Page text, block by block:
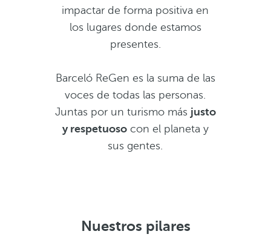
impactar de forma positiva en
los lugares donde estamos
presentes.
Barceló ReGen es la suma de las
voces de todas las personas.
Juntas por un turismo más justo
y respetuosocon el planeta y
sus gentes.
Nuestros pilares